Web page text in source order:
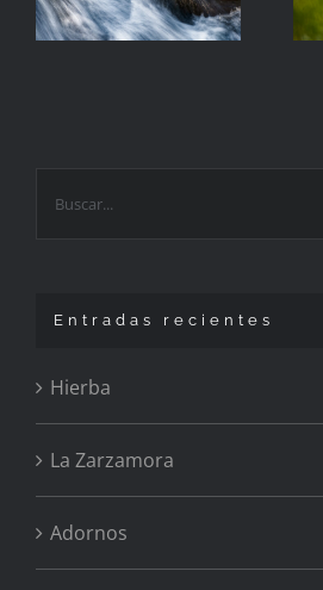
Entradas recientes
Hierba
La Zarzamora
Adornos